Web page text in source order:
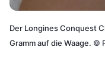
Der Longines Conquest
Gramm auf die Waage. ©